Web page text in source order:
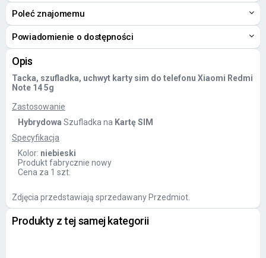
Poleć znajomemu
Powiadomienie o dostępności
Opis
Tacka, szufladka, uchwyt karty sim do telefonu Xiaomi Redmi
Note 14 5g
Zastosowanie
Hybrydowa Szufladka na Kartę SIM
Specyfikacja
Kolor: niebieski
Produkt fabrycznie nowy
Cena za 1 szt.
Zdjęcia przedstawiają sprzedawany Przedmiot.
Produkty z tej samej kategorii